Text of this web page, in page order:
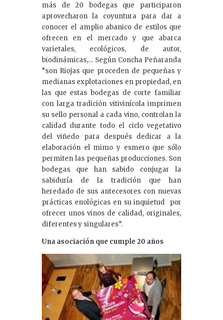
más de 20 bodegas que participaron
aprovecharon la coyuntura para dar a
conocer el amplio abanico de estilos que
ofrecen en el mercado y que abarca
varietales, ecológicos, de autor,
biodinámicas,… Según Concha Peñaranda
“son Riojas que proceden de pequeñas y
medianas explotaciones en propiedad, en
las que estas bodegas de corte familiar
con larga tradición vitivinícola imprimen
su sello personal a cada vino, controlan la
calidad durante todo el ciclo vegetativo
del viñedo para después dedicar a la
elaboración el mimo y esmero que sólo
permiten las pequeñas producciones. Son
bodegas que han sabido conjugar la
sabiduría de la tradición que han
heredado de sus antecesores con nuevas
prácticas enológicas en su inquietud por
ofrecer unos vinos de calidad, originales,
diferentes y singulares”.
Una asociación que cumple 20 años